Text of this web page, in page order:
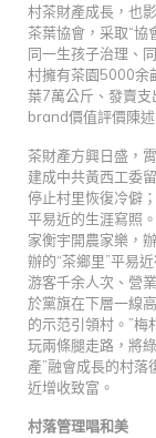
村茶財產成長，也
茶葉協會，采取“協
同一生孩子治理、
村擁有茶園5000余
葉7萬公斤、發賣
brand價值評價陳
茶財產方興日盛，
建成中共黃西工委
停止村里恢復冷僻
平易近的生涯寫照
家衡宇開農家樂，
辦的“茶鄉里”平易
游客千余人次、營
於黨旗在下層一線
的示范引領村。”
玩兩條腿走路，將
產”融會成長的村落
近增收致富。
村落管理唱和美